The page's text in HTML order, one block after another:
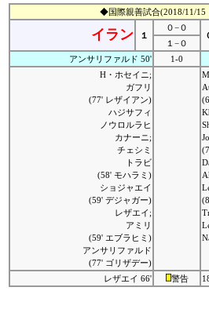
◆国際親善試合(2018/11/15
イラン １
０−０
１−０
アンサリファルド 50'
1-0
H・ホセイニ;
ガフリ
(77' レザイアン)
ハジサフィ
ノウロルラヒ
カナーニ;
チェシミ
トラビ
(58' モハラミ)
ショジャエイ
(59' デジャガー)
レザエイ;
アミリ
(59' エブラヒミ)
アンサリファルド
(77' ゴリザデー)
レザエイ 66' 警告